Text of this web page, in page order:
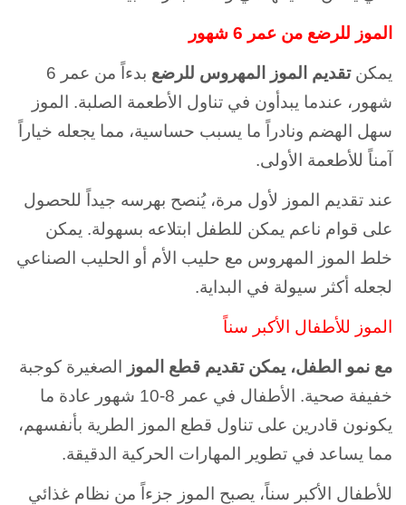
الموز للرضع من عمر 6 شهور
يمكنتقديم الموز المهروس للرضع
بدءاً من عمر 6
شهور، عندما يبدأون في تناول الأطعمة الصلبة. الموز
سهل الهضم ونادراً ما يسبب حساسية، مما يجعله خياراً
آمناً للأطعمة الأولى.
عند تقديم الموز لأول مرة، يُنصح بهرسه جيداً للحصول
على قوام ناعم يمكن للطفل ابتلاعه بسهولة. يمكن
خلط الموز المهروس مع حليب الأم أو الحليب الصناعي
لجعله أكثر سيولة في البداية.
الموز للأطفال الأكبر سناً
مع نمو الطفل، يمكن تقديم قطع الموز الصغيرة كوجبة
خفيفة صحية. الأطفال في عمر 8-10 شهور عادة ما
يكونون قادرين على تناول قطع الموز الطرية بأنفسهم،
مما يساعد في تطوير المهارات الحركية الدقيقة.
للأطفال الأكبر سناً، يصبح الموز جزءاً من نظام غذائي